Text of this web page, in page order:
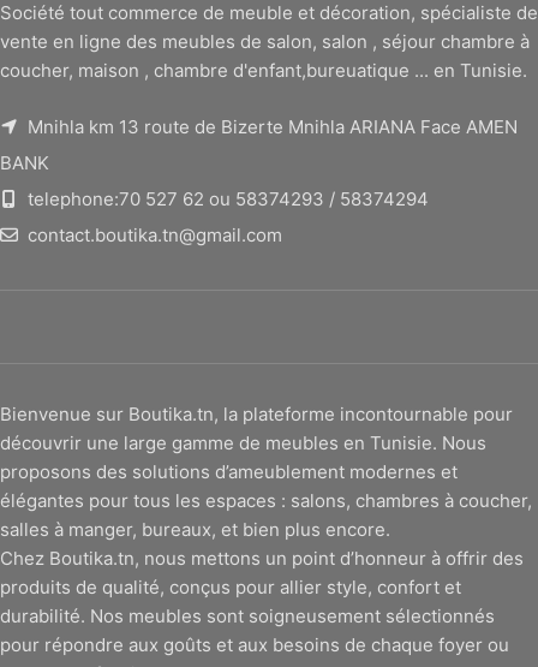
Société tout commerce de meuble et décoration, spécialiste de
vente en ligne des meubles de salon, salon , séjour chambre à
coucher, maison , chambre d'enfant,bureuatique ... en Tunisie.
Mnihla km 13 route de Bizerte Mnihla ARIANA Face AMEN
BANK
telephone:70 527 62 ou 58374293 / 58374294
contact.boutika.tn@gmail.com
Bienvenue sur Boutika.tn, la plateforme incontournable pour
découvrir une large gamme de meubles en Tunisie. Nous
proposons des solutions d’ameublement modernes et
élégantes pour tous les espaces : salons, chambres à coucher,
salles à manger, bureaux, et bien plus encore.
Chez Boutika.tn, nous mettons un point d’honneur à offrir des
produits de qualité, conçus pour allier style, confort et
durabilité. Nos meubles sont soigneusement sélectionnés
pour répondre aux goûts et aux besoins de chaque foyer ou